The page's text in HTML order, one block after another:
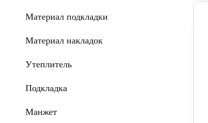
Материал подкладки
Материал накладок
Утеплитель
Подкладка
Манжет